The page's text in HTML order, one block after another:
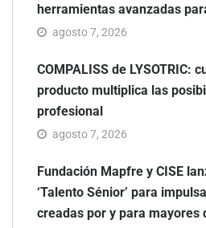
herramientas avanzadas
agosto 7, 2026
COMPALISS de LYSOTRIC:
producto multiplica las
profesional
agosto 7, 2026
Fundación Mapfre y CISE
‘Talento Sénior’ para
creadas por y para mayores